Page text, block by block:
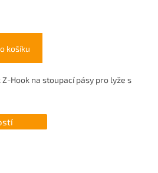
košíku
Hook na stoupací pásy pro lyže s